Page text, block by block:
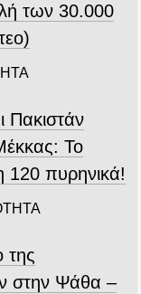
των 30.000
Πακιστάν
Το
120 πυρηνικά!
της
στην Ψάθα –